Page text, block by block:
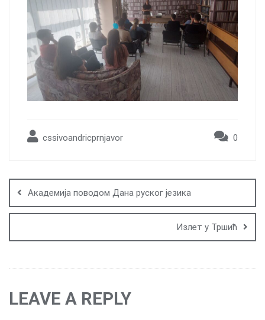
cssivoandricprnjavor 0
navigation
Академија поводом Дана руског језика
Излет у Тршић
LEAVE A REPLY